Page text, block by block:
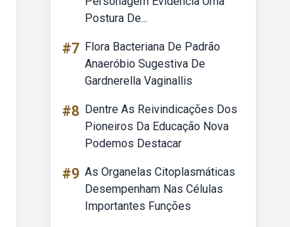
Postura De...
#7 Flora Bacteriana De Padrão
Anaeróbio Sugestiva De
Gardnerella Vaginallis
#8 Dentre As Reivindicações Dos
Pioneiros Da Educação Nova
Podemos Destacar
#9 As Organelas Citoplasmáticas
Desempenham Nas Células
Importantes Funções